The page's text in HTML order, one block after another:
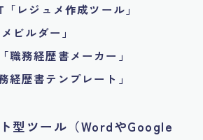
「レジュメ作成ツール」
ビルダー」
職務経歴書メーカー」
経歴書テンプレート」
型ツール（WordやGoogle